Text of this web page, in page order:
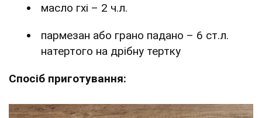
масло гхі – 2 ч.л.
пармезан або грано падано – 6 ст.л.
натертого на дрібну тертку
Спосіб приготування: